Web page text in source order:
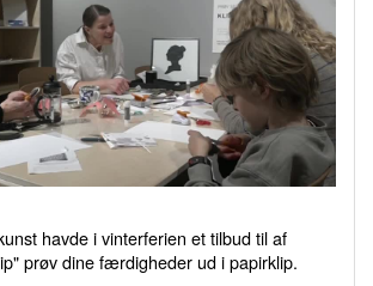
havde i vinterferien et tilbud til af
prøv dine færdigheder ud i papirklip.